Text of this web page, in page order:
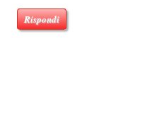
Rispondi